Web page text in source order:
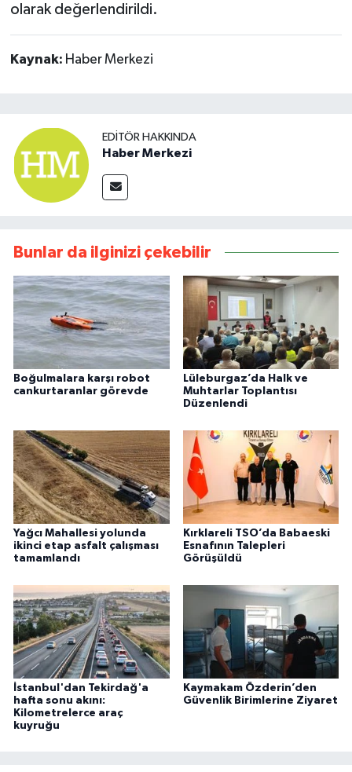
olarak değerlendirildi.
Kaynak: Haber Merkezi
EDITÖR HAKKINDA
Haber Merkezi
Bunlar da ilginizi çekebilir
Boğulmalara karşı robot
cankurtaranlar görevde
Lüleburgaz’da Halk ve
Muhtarlar Toplantısı
Düzenlendi
Yağcı Mahallesi yolunda
ikinci etap asfalt çalışması
tamamlandı
Kırklareli TSO’da Babaeski
Esnafının Talepleri
Görüşüldü
İstanbul'dan Tekirdağ'a
hafta sonu akını:
Kilometrelerce araç
kuyruğu
Kaymakam Özderin’den
Güvenlik Birimlerine Ziyaret